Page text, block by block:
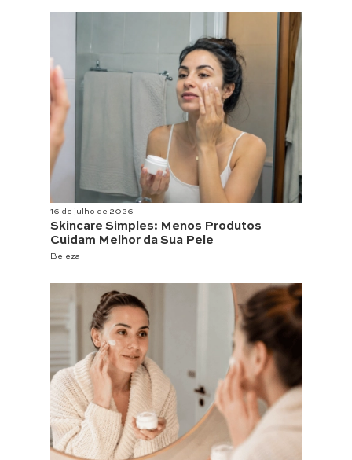
16 de julho de 2026
Skincare Simples: Menos Produtos
Cuidam Melhor da Sua Pele
Beleza